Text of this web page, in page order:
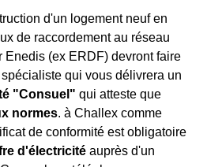
d'un logement neuf en
de raccordement au réseau
Enedis (ex ERDF) devront faire
qui vous délivrera un
"Consuel" qui atteste que
normes. à Challex comme
de conformité est obligatoire
d'électricité auprès d'un